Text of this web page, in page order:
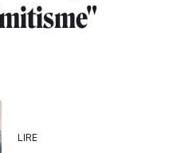
LIRE